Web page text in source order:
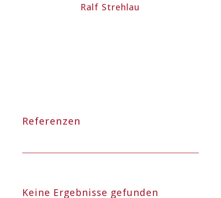
Ralf Strehlau
Referenzen
Keine Ergebnisse gefunden